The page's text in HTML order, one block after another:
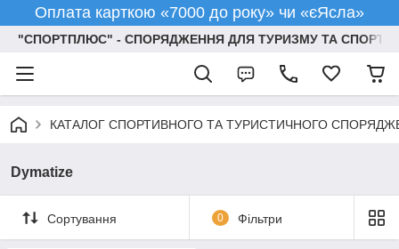
Оплата карткою «7000 до року» чи «єЯсла»
"СПОРТПЛЮС" - СПОРЯДЖЕННЯ ДЛЯ ТУРИЗМУ ТА СПОРТУ
КАТАЛОГ СПОРТИВНОГО ТА ТУРИСТИЧНОГО
Dymatize
Сортування 0 Фільтри